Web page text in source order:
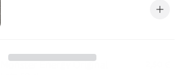
Monster Energy Original